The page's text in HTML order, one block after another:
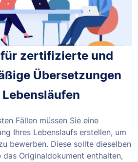
zertifizierte und
Übersetzungen
Fällen müssen Sie eine
Ihres Lebenslaufs erstellen, um
bewerben. Diese sollte dieselben
Originaldokument enthalten,